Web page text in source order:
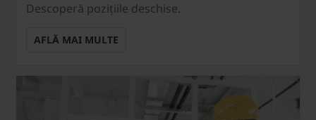
Descoperă pozițiile deschise.
AFLĂ MAI MULTE